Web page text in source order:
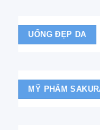
UỐNG ĐẸP DA
MỸ PHẨM